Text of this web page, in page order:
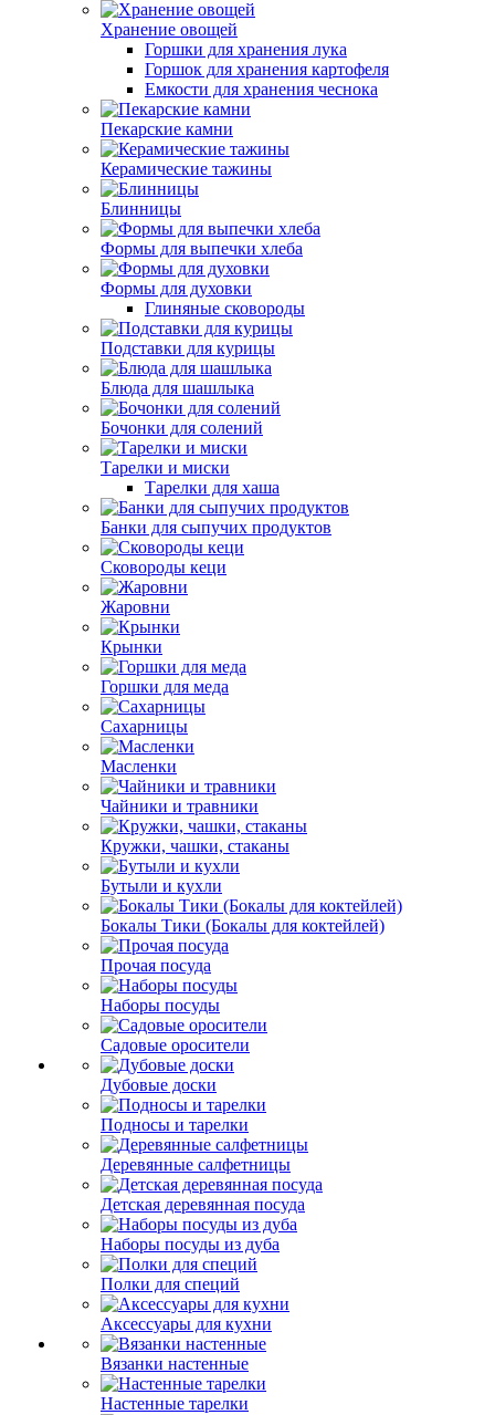
Хранение овощей
Горшки для хранения лука
Горшок для хранения картофеля
Емкости для хранения чеснока
Пекарские камни
Керамические тажины
Блинницы
Формы для выпечки хлеба
Формы для духовки
Глиняные сковороды
Подставки для курицы
Блюда для шашлыка
Бочонки для солений
Тарелки и миски
Тарелки для хаша
Банки для сыпучих продуктов
Сковороды кеци
Жаровни
Крынки
Горшки для меда
Сахарницы
Масленки
Чайники и травники
Кружки, чашки, стаканы
Бутыли и кухли
Бокалы Тики (Бокалы для коктейлей)
Прочая посуда
Наборы посуды
Садовые оросители
Дубовые доски
Подносы и тарелки
Деревянные салфетницы
Детская деревянная посуда
Наборы посуды из дуба
Полки для специй
Аксессуары для кухни
Вязанки настенные
Настенные тарелки